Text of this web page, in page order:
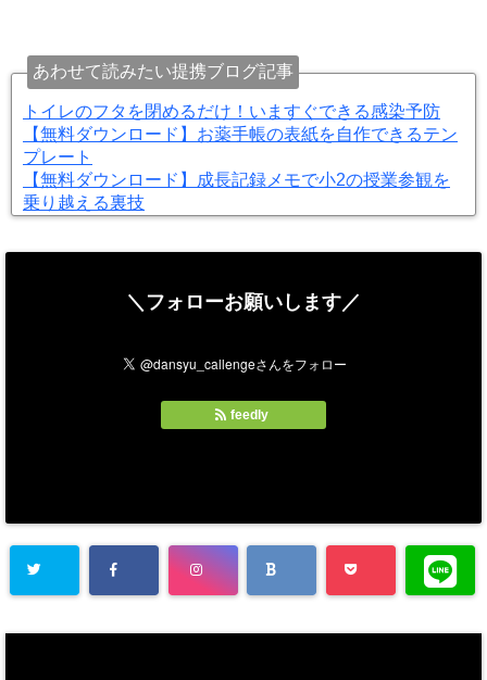
あわせて読みたい提携ブログ記事
トイレのフタを閉めるだけ！いますぐできる感染予防
【無料ダウンロード】お薬手帳の表紙を自作できるテン
プレート
【無料ダウンロード】成長記録メモで小2の授業参観を
乗り越える裏技
＼フォローお願いします／
feedly